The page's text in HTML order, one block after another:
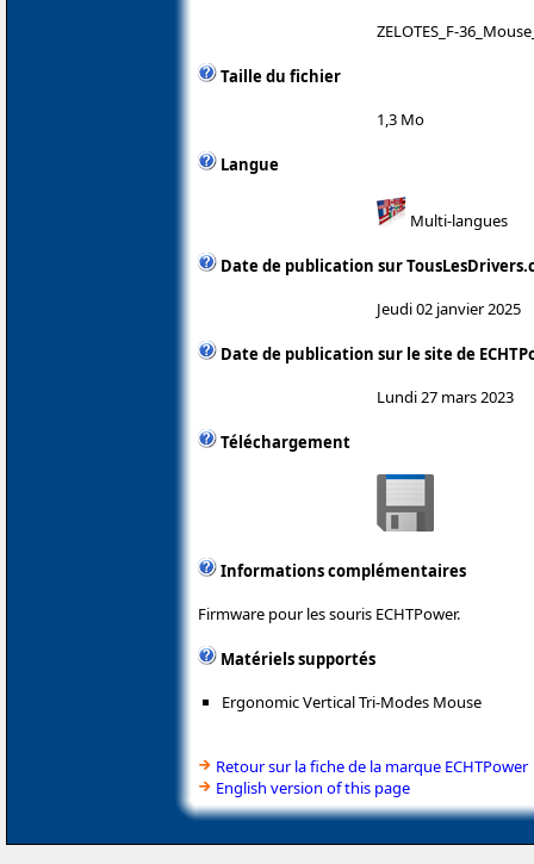
ZELOTES_F-
Taille du fichier
1,3 Mo
Langue
Multi-langues
Date de publication sur
Jeudi 02 janvier 2025
Date de publication sur le site de
Lundi 27 mars 2023
Téléchargement
Informations complémentaires
Firmware pour les souris ECHTPower.
Matériels supportés
Ergonomic Vertical Tri-Modes Mouse
Retour sur la fiche de la marque ECHTPower
English version of this page